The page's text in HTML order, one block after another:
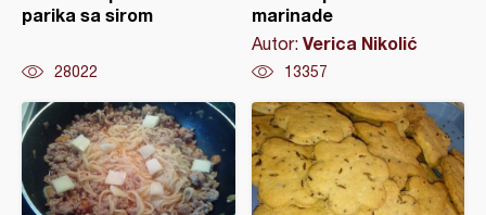
parika sa sirom
28022
marinade
Autor: Verica Nikolić
13357